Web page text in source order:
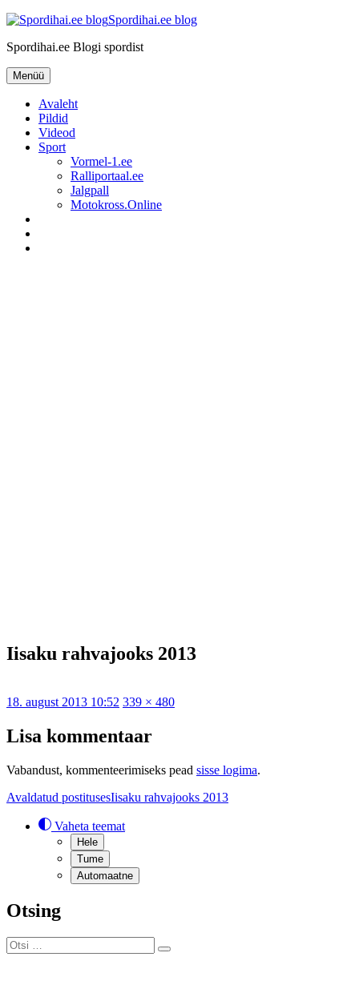
Liigu
juurde
Spordihai.ee blog
Spordihai.ee Blogi spordist
Menüü
Avaleht
Pildid
Videod
Sport
Vormel-1.ee
Ralliportaal.ee
Jalgpall
Motokross.Online
Iisaku rahvajooks 2013
Postitatud
18. august 2013 10:52 Täissuurus
339 × 480
Lisa kommentaar
Vabandust, kommenteerimiseks pead sisse logima.
Navigeerimine
Avaldatud postitusesIisaku rahvajooks 2013
Vaheta teemat
Hele
Tume
Automaatne
Otsing
Otsi:
Otsi